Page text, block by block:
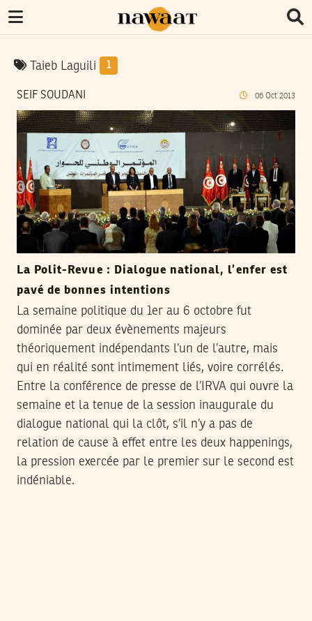
Taieb Laguili 1
SEIF SOUDANI 06 Oct 2013
La Polit-Revue : Dialogue national, l’enfer est
pavé de bonnes intentions
La semaine politique du 1er au 6 octobre fut
dominée par deux évènements majeurs
théoriquement indépendants l’un de l’autre, mais
qui en réalité sont intimement liés, voire corrélés.
Entre la conférence de presse de l’IRVA qui ouvre la
semaine et la tenue de la session inaugurale du
dialogue national qui la clôt, s’il n’y a pas de
relation de cause à effet entre les deux happenings,
la pression exercée par le premier sur le second est
indéniable.